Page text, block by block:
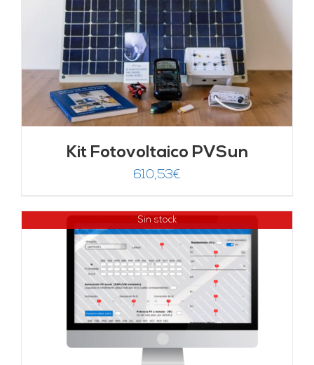
Kit Fotovoltaico PVSun
610,53€
Sin stock